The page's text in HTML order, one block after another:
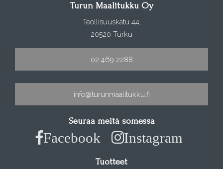
Turun Maalitukku Oy
Teollisuuskatu 44,
20520 Turku
02 469 2288
info@turunmaalitukku.fi
Seuraa meitä somessa
Facebook Instagram
Tuotteet